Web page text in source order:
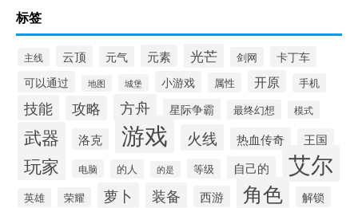
标签
主线 云顶 元气 元素 光芒 剑网 卡丁车
可以通过 地图 城堡 小游戏 属性 开原 手机
技能 攻略 方舟 星际争霸 最终幻想 模式
武器 洛克 游戏 火线 热血传奇 王国
玩家 电脑 的人 的是 等级 自己的 艾尔
英雄 荣耀 萝卜 装备 西游 角色 解锁